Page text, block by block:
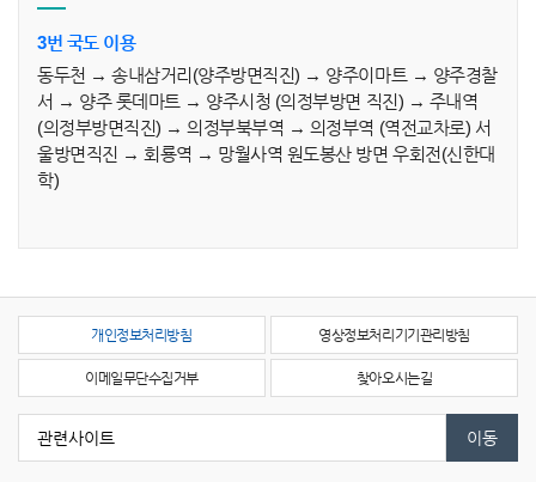
3번 국도 이용
동두천 → 송내삼거리(양주방면직진) → 양주이마트 → 양주경찰
서 → 양주 롯데마트 → 양주시청 (의정부방면 직진) → 주내역
(의정부방면직진) → 의정부북부역 → 의정부역 (역전교차로) 서
울방면직진 → 회룡역 → 망월사역 원도봉산 방면 우회전(신한대
학)
개인정보처리방침 영상정보처리기기관리방침
이메일무단수집거부 찾아오시는길